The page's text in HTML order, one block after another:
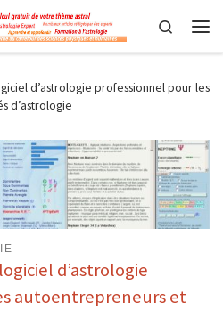
Search
d’astrologie professionnel pour les
d’astrologie
d’astrologie
autoentrepreneurs et